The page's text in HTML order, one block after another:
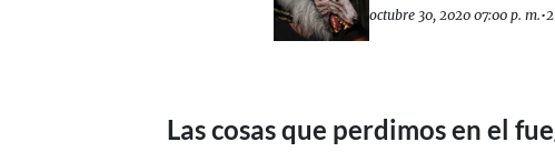
octubre 30, 2020 07:00 p. m.•
Las cosas que perdimos en el